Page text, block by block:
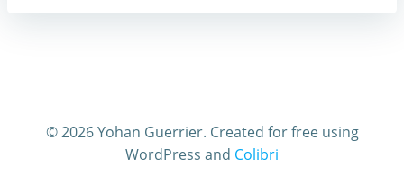
© 2026 Yohan Guerrier. Created for free using
WordPress and Colibri